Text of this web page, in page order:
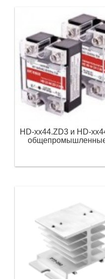
HD-xx44.ZD3 и HD-
общепромышленные